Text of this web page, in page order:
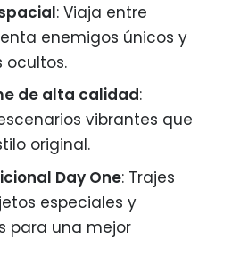
: Viaja entre
enemigos únicos y
ocultos.
de alta calidad:
vibrantes que
original.
Day One: Trajes
especiales y
para una mejor